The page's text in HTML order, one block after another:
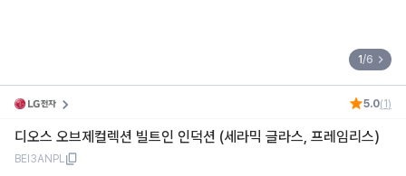
1/6
5.0(1)
디오스 오브제컬렉션 빌트인 인덕션 (세라믹 글라스, 프레임리스)
BEI3ANPL